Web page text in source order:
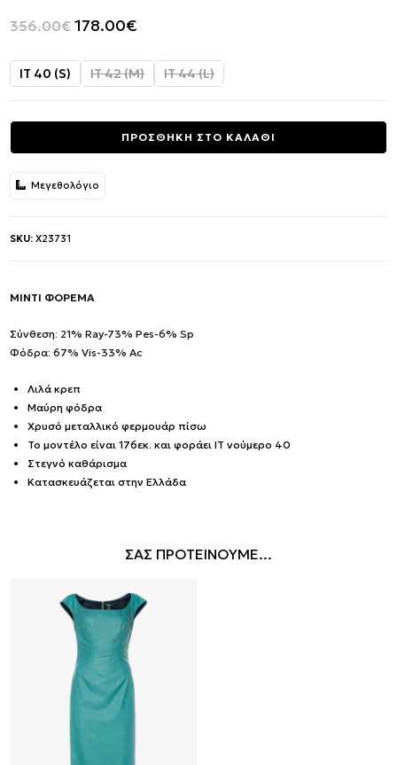
356.00€ Original
was:
178.00€
τιμή
178.00€.
IT 40 (S) IT 42 (M) IT 44 (L)
ΠΡΟΣΘΗΚΗ ΣΤΟ ΚΑΛΑΘΙ
Μεγεθολόγιο
SKU:X23731
ΜΙΝΤΙ ΦΟΡΕΜΑ
Σύνθεση: 21% Ray-73% Pes-6% Sp
Φόδρα: 67% Vis-33% Ac
Λιλά κρεπ
Μαύρη φόδρα
Χρυσό μεταλλικό φερμουάρ πίσω
Το μοντέλο είναι 176εκ. και φοράει IT νούμερο 40
Στεγνό καθάρισμα
Κατασκευάζεται στην Ελλάδα
ΣΑΣ ΠΡΟΤΕΙΝΟΥΜΕ...